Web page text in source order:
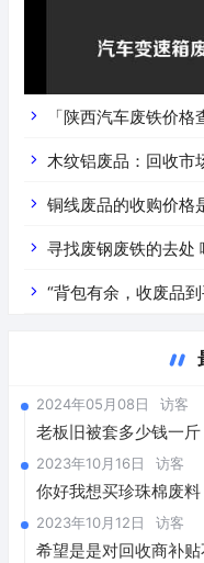
「陕西汽车废铁价
价是什么
木纹铝废品：回收市
铜线废品的收购价格
“背包有余，收废品
2024年05月08日 访客
老板旧被套多少钱一斤
2023年10月16日 访客
你好我想买珍珠棉废
2023年10月12日 访客
希望是是对回收商补